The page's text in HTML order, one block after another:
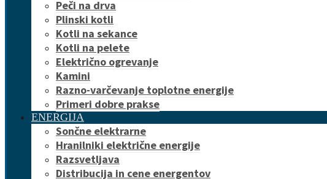
Peči na drva
Plinski kotli
Kotli na sekance
Kotli na pelete
Električno ogrevanje
Kamini
Razno-varčevanje toplotne energije
Primeri dobre prakse
ENERGIJA
Sončne elektrarne
Hranilniki električne energije
Razsvetljava
Distribucija in cene energentov